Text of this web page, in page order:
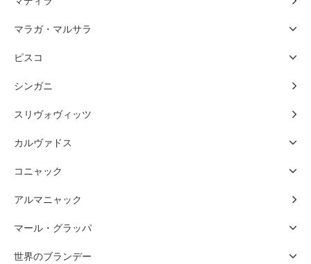
マラガ・マルサラ
ピスコ
シンガニ
スリヴォヴィッツ
カルヴァドス
コニャック
アルマニャック
マール・グラッパ
世界のブランデー